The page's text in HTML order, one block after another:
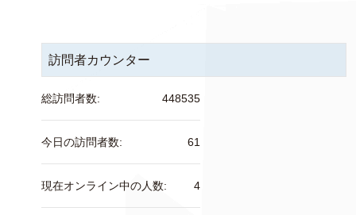
訪問者カウンター
448535
総訪問者数:
61
今日の訪問者数:
4
現在オンライン中の人数: